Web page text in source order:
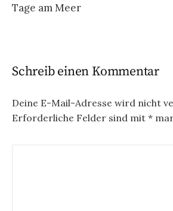
Tage am Meer
Schreib einen Kommentar
Deine E-Mail-Adresse wird nicht
Erforderliche Felder sind mit *